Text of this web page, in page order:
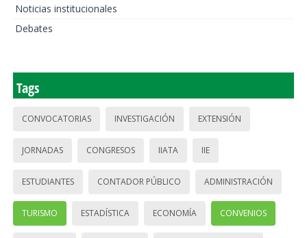
Noticias institucionales
Debates
Tags
CONVOCATORIAS INVESTIGACIÓN EXTENSIÓN
JORNADAS CONGRESOS IIATA IIE
ESTUDIANTES CONTADOR PÚBLICO ADMINISTRACIÓN
TURISMO ESTADÍSTICA ECONOMÍA CONVENIOS